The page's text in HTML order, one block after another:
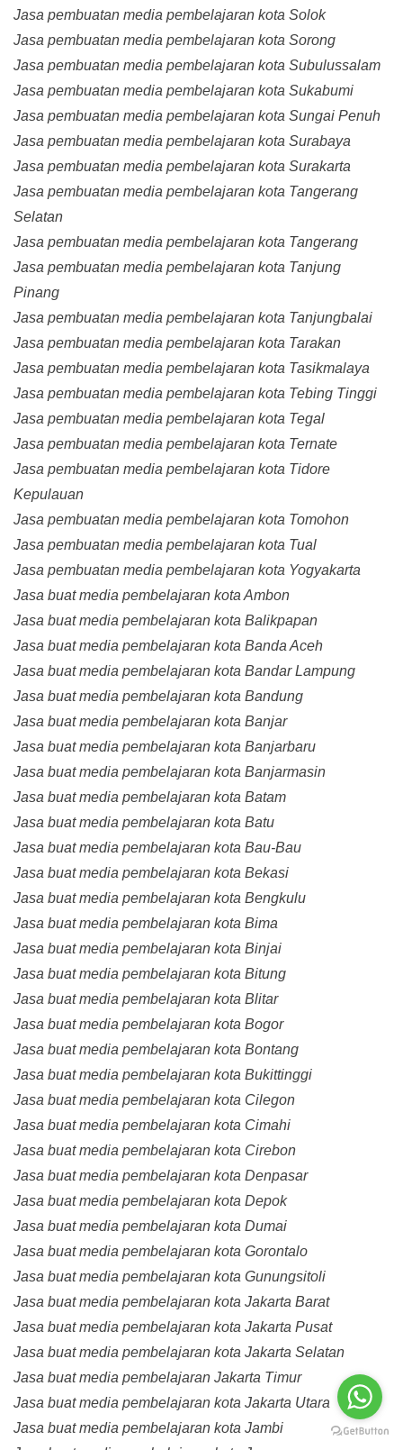
Jasa pembuatan media pembelajaran kota Solok
Jasa pembuatan media pembelajaran kota Sorong
Jasa pembuatan media pembelajaran kota Subulussalam
Jasa pembuatan media pembelajaran kota Sukabumi
Jasa pembuatan media pembelajaran kota Sungai Penuh
Jasa pembuatan media pembelajaran kota Surabaya
Jasa pembuatan media pembelajaran kota Surakarta
Jasa pembuatan media pembelajaran kota Tangerang
Selatan
Jasa pembuatan media pembelajaran kota Tangerang
Jasa pembuatan media pembelajaran kota Tanjung
Pinang
Jasa pembuatan media pembelajaran kota Tanjungbalai
Jasa pembuatan media pembelajaran kota Tarakan
Jasa pembuatan media pembelajaran kota Tasikmalaya
Jasa pembuatan media pembelajaran kota Tebing Tinggi
Jasa pembuatan media pembelajaran kota Tegal
Jasa pembuatan media pembelajaran kota Ternate
Jasa pembuatan media pembelajaran kota Tidore
Kepulauan
Jasa pembuatan media pembelajaran kota Tomohon
Jasa pembuatan media pembelajaran kota Tual
Jasa pembuatan media pembelajaran kota Yogyakarta
Jasa buat media pembelajaran kota Ambon
Jasa buat media pembelajaran kota Balikpapan
Jasa buat media pembelajaran kota Banda Aceh
Jasa buat media pembelajaran kota Bandar Lampung
Jasa buat media pembelajaran kota Bandung
Jasa buat media pembelajaran kota Banjar
Jasa buat media pembelajaran kota Banjarbaru
Jasa buat media pembelajaran kota Banjarmasin
Jasa buat media pembelajaran kota Batam
Jasa buat media pembelajaran kota Batu
Jasa buat media pembelajaran kota Bau-Bau
Jasa buat media pembelajaran kota Bekasi
Jasa buat media pembelajaran kota Bengkulu
Jasa buat media pembelajaran kota Bima
Jasa buat media pembelajaran kota Binjai
Jasa buat media pembelajaran kota Bitung
Jasa buat media pembelajaran kota Blitar
Jasa buat media pembelajaran kota Bogor
Jasa buat media pembelajaran kota Bontang
Jasa buat media pembelajaran kota Bukittinggi
Jasa buat media pembelajaran kota Cilegon
Jasa buat media pembelajaran kota Cimahi
Jasa buat media pembelajaran kota Cirebon
Jasa buat media pembelajaran kota Denpasar
Jasa buat media pembelajaran kota Depok
Jasa buat media pembelajaran kota Dumai
Jasa buat media pembelajaran kota Gorontalo
Jasa buat media pembelajaran kota Gunungsitoli
Jasa buat media pembelajaran kota Jakarta Barat
Jasa buat media pembelajaran kota Jakarta Pusat
Jasa buat media pembelajaran kota Jakarta Selatan
Jasa buat media pembelajaran Jakarta Timur
Jasa buat media pembelajaran kota Jakarta Utara
Jasa buat media pembelajaran kota Jambi